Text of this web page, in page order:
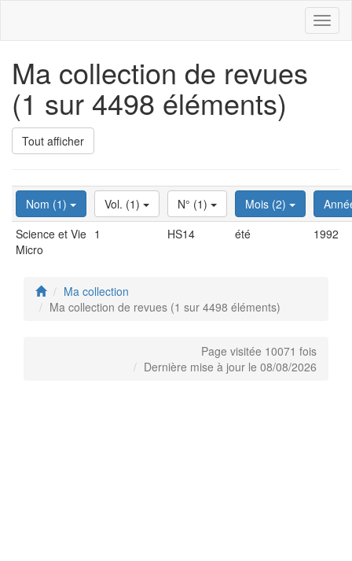
Ma collection de revues
(1 sur 4498 éléments)
Tout afficher
Nom (1) Vol. (1) N° (1) Mois (2)
Science et Vie
Micro
1 HS14 été 1992
Ma collection
Ma collection de revues (1 sur 4498 éléments)
Page visitée 10071 fois
Dernière mise à jour le 08/08/2026